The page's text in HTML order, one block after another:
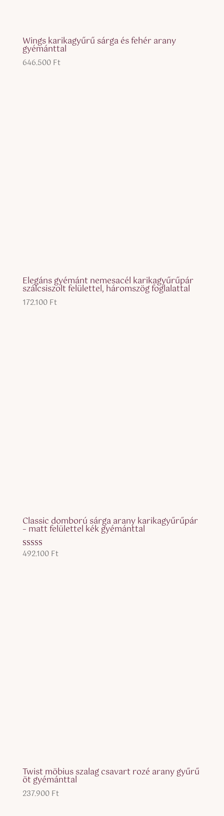
Wings karikagyűrű sárga és fehér arany
gyémánttal
646.500 Ft
Elegáns gyémánt nemesacél karikagyűrűpár
szálcsiszolt felülettel, háromszög foglalattal
172.100 Ft
Classic domború sárga arany karikagyűrűpár
– matt felülettel kék gyémánttal
Értékelés:
492.100 Ft
Twist möbius szalag csavart rozé arany gyűrű
öt gyémánttal
237.900 Ft